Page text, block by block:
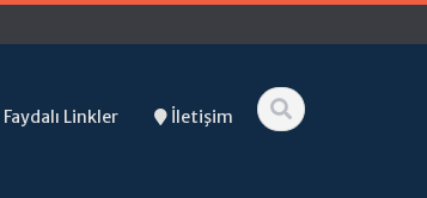
Faydalı Linkler İletişim